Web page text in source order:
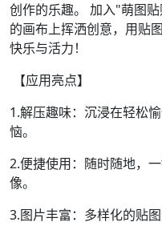
创作的乐趣。 加入"萌图
的画布上挥洒创意，用贴
快乐与活力！
【应用亮点】
1.解压趣味：沉浸在轻松
恼。
2.便捷使用：随时随地，
像。
3.图片丰富：多样化的贴